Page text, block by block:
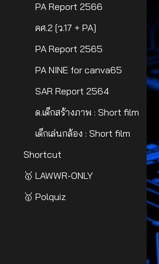
PA Report 2566
คศ.2 [ว.17 + PA]
PA Report 2565
PA NINE for canva65
SAR Report 2564
ด.เด็กสร้างภาพ : Short film
เด็กเล่นกล้อง : Short film
Shortcut
🥇 LAWWR-ONLY
🥇 Polquiz